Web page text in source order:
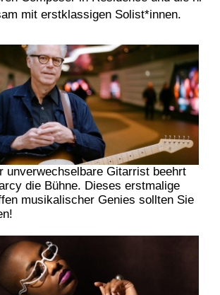
mit erstklassigen Solist*innen.
unverwechselbare Gitarrist beehrt
die Bühne. Dieses erstmalige
musikalischer Genies sollten Sie